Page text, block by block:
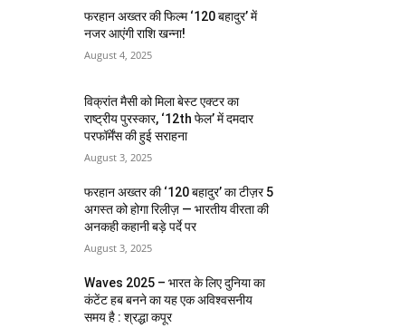
फरहान अख्तर की फिल्म ‘120 बहादुर’ में
नजर आएंगी राशि खन्ना!
August 4, 2025
विक्रांत मैसी को मिला बेस्ट एक्टर का
राष्ट्रीय पुरस्कार, ‘12th फेल’ में दमदार
परफॉर्मेंस की हुई सराहना
August 3, 2025
फरहान अख्तर की ‘120 बहादुर’ का टीज़र 5
अगस्त को होगा रिलीज़ — भारतीय वीरता की
अनकही कहानी बड़े पर्दे पर
August 3, 2025
Waves 2025 – भारत के लिए दुनिया का
कंटेंट हब बनने का यह एक अविश्वसनीय
समय है : श्रद्धा कपूर